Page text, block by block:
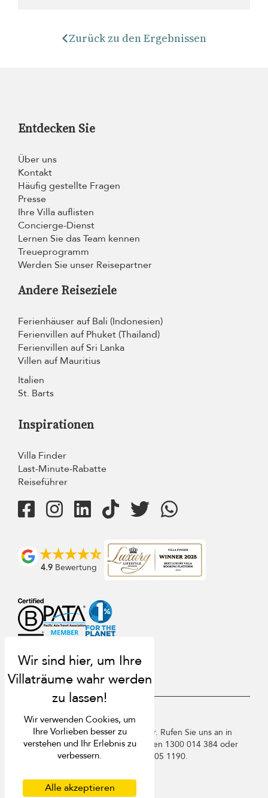
Zurück zu den Ergebnissen
Entdecken Sie
Über uns
Kontakt
Häufig gestellte Fragen
Presse
Ihre Villa auflisten
Concierge-Dienst
Lernen Sie das Team kennen
Treueprogramm
Werden Sie unser Reisepartner
Andere Reiseziele
Ferienhäuser auf Bali (Indonesien)
Ferienvillen auf Phuket (Thailand)
Ferienvillen auf Sri Lanka
Villen auf Mauritius
Italien
St. Barts
Inspirationen
Villa Finder
Last-Minute-Rabatte
Reiseführer
4.9 Bewertung
USD $ de Deutsch
Copyright © 2026 Samui Villa Finder. Rufen Sie uns an in
Thailand +66 60 003 5911 / Australien 1300 014 384 oder
+61 2 9191 7419 / Singapur +65 3105 1190.
Datenschutzbestimmungen
Wir verwenden Cookies, um
Ihre Vorlieben besser zu
verstehen und Ihr Erlebnis zu
verbessern.
Alle akzeptieren